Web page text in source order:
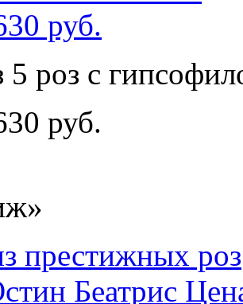
5 роз с
руб.